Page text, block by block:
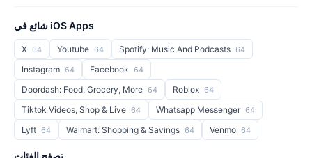
شائع في iOS Apps
X 64 Youtube 64 Spotify: Music And Podcasts 64
Instagram 64 Facebook 64
Doordash: Food, Grocery, More 64 Roblox 64
Tiktok Videos, Shop & Live 64 Whatsapp Messenger 64
Lyft 64 Walmart: Shopping & Savings 64 Venmo 64
تصفح الفئات